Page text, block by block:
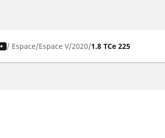
/ Espace Espace V 2020 1.8 TCe 225